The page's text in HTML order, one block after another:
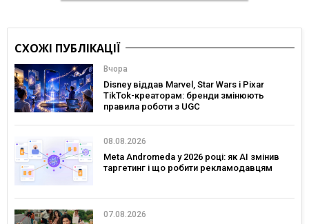
СХОЖІ ПУБЛІКАЦІЇ
Вчора
Disney віддав Marvel, Star Wars і Pixar
TikTok-креаторам: бренди змінюють
правила роботи з UGC
08.08.2026
Meta Andromeda у 2026 році: як AI змінив
таргетинг і що робити рекламодавцям
07.08.2026